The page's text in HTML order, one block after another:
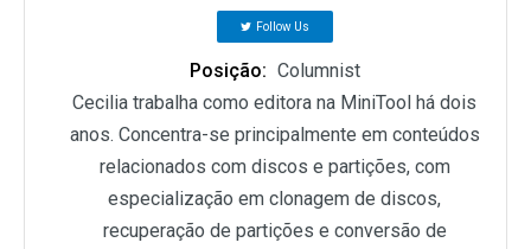
Follow Us
Posição: Columnist
Cecilia trabalha como editora na MiniTool há dois
anos. Concentra-se principalmente em conteúdos
relacionados com discos e partições, com
especialização em clonagem de discos,
recuperação de partições e conversão de